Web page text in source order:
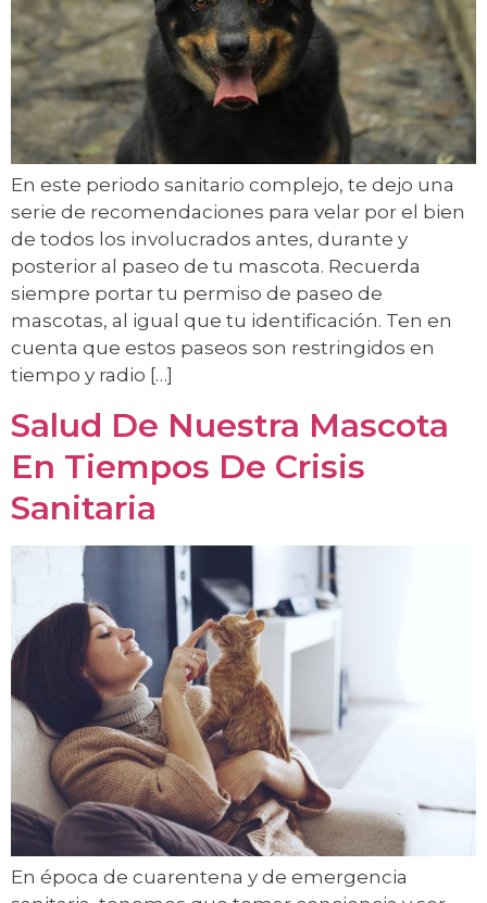
En este periodo sanitario complejo, te dejo una
serie de recomendaciones para velar por el bien
de todos los involucrados antes, durante y
posterior al paseo de tu mascota. Recuerda
siempre portar tu permiso de paseo de
mascotas, al igual que tu identificación. Ten en
cuenta que estos paseos son restringidos en
tiempo y radio […]
Salud De Nuestra Mascota
En Tiempos De Crisis
Sanitaria
En época de cuarentena y de emergencia